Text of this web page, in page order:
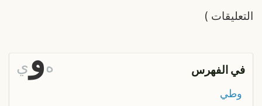
التعليقات )
في الفهرس هو ي
وطي